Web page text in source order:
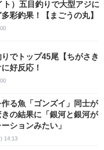
）五目釣りで大型アジに
彩釣果！【まごうの丸】
でトップ45尾【ちがさき
好反応！
る魚「ゴンズイ」同士が
の結果に「銀河と銀河が
ションみたい」
14:13